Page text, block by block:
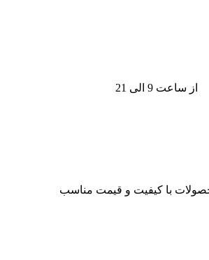
از ساعت 9 الی 21
با کیفیت و قیمت مناسب